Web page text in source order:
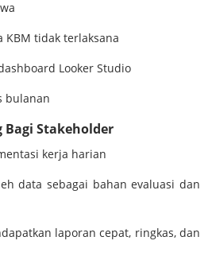
KBM tidak terlaksana
Looker Studio
bulanan
Bagi Stakeholder
kerja harian
data sebagai bahan evaluasi dan
laporan cepat, ringkas, dan